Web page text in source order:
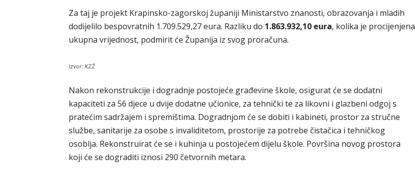
Za taj je projekt Krapinsko-zagorskoj županiji Ministarstvo znanosti, obrazovanja i mladih
dodijelilo bespovratnih 1.709.529,27 eura. Razliku do 1.863.932,10 eura, kolika je procijenjena
ukupna vrijednost, podmirit će Županija iz svog proračuna.
Izvor: KZŽ
Nakon rekonstrukcije i dogradnje postojeće građevine škole, osigurat će se dodatni
kapaciteti za 56 djece u dvije dodatne učionice, za tehnički te za likovni i glazbeni odgoj s
pratećim sadržajem i spremištima. Dogradnjom će se dobiti i kabineti, prostor za stručne
službe, sanitarije za osobe s invaliditetom, prostorije za potrebe čistačica i tehničkog
osoblja. Rekonstruirat će se i kuhinja u postojećem dijelu škole. Površina novog prostora
koji će se dograditi iznosi 290 četvornih metara.